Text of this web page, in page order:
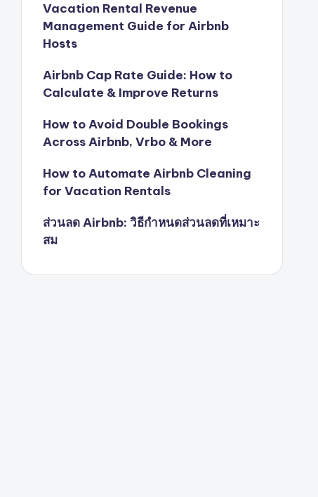
Vacation Rental Revenue
Management Guide for Airbnb
Hosts
Airbnb Cap Rate Guide: How to
Calculate & Improve Returns
How to Avoid Double Bookings
Across Airbnb, Vrbo & More
How to Automate Airbnb Cleaning
for Vacation Rentals
ส่วนลด Airbnb: วิธีกำหนดส่วนลดที่เหมาะ
สม